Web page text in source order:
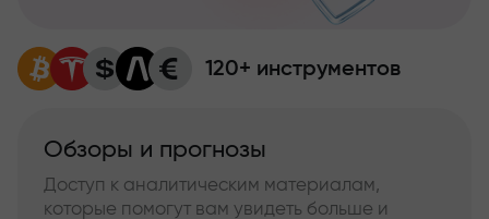
120+ инструментов
Обзоры и прогнозы
Доступ к аналитическим материалам,
которые помогут вам увидеть больше и